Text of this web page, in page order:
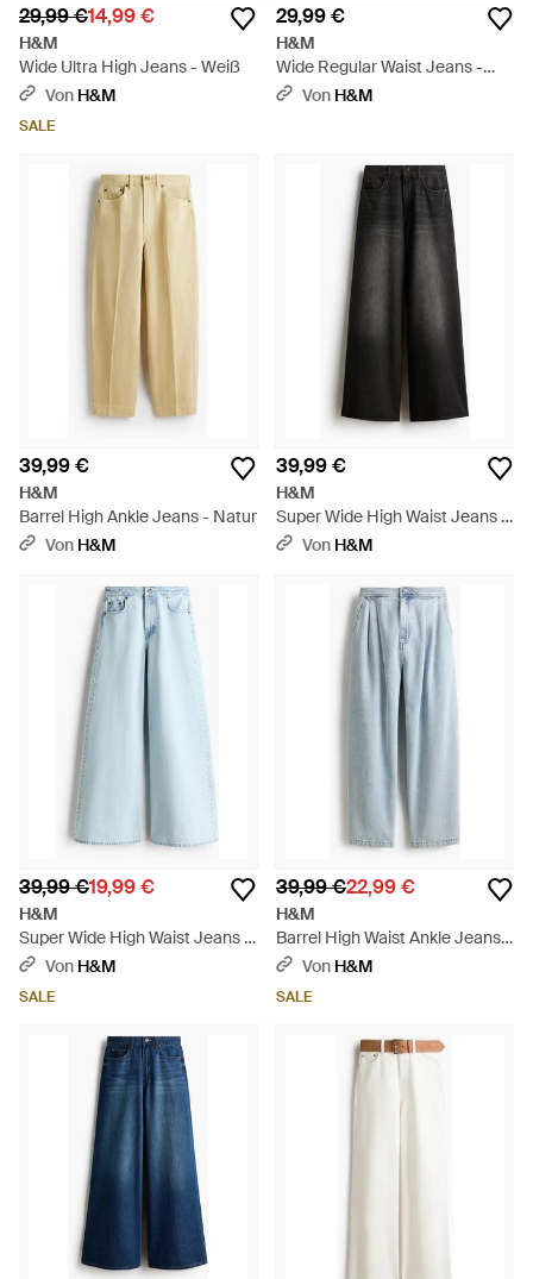
29,99 €14,99 €
H&M
Wide Ultra High Jeans - Weiß
Von H&M
SALE
29,99 €
H&M
Wide Regular Waist Jeans -
WeißVon H&M
39,99 €
H&M
Barrel High Ankle Jeans - Natur
Von H&M
39,99 €
H&M
Super Wide High Waist Jeans -
Schwarz
Von H&M
39,99 €19,99 €
H&M
Super Wide High Waist Jeans -
BlauVon H&M
SALE
39,99 €22,99 €
H&M
Barrel High Waist Ankle Jeans -
BlauVon H&M
SALE